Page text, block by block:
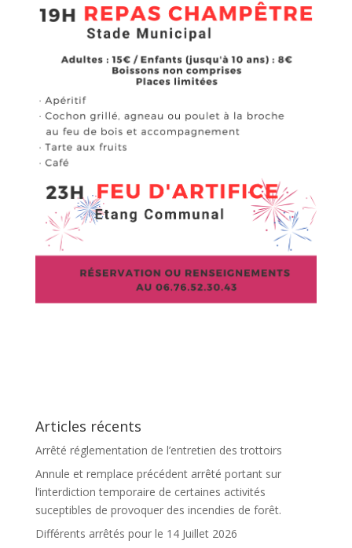
Articles récents
Arrêté réglementation de l’entretien des trottoirs
Annule et remplace précédent arrêté portant sur
l’interdiction temporaire de certaines activités
suceptibles de provoquer des incendies de forêt.
Différents arrêtés pour le 14 Juillet 2026